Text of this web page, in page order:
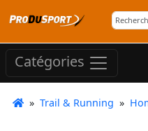
Catégories
» Trail & Running »